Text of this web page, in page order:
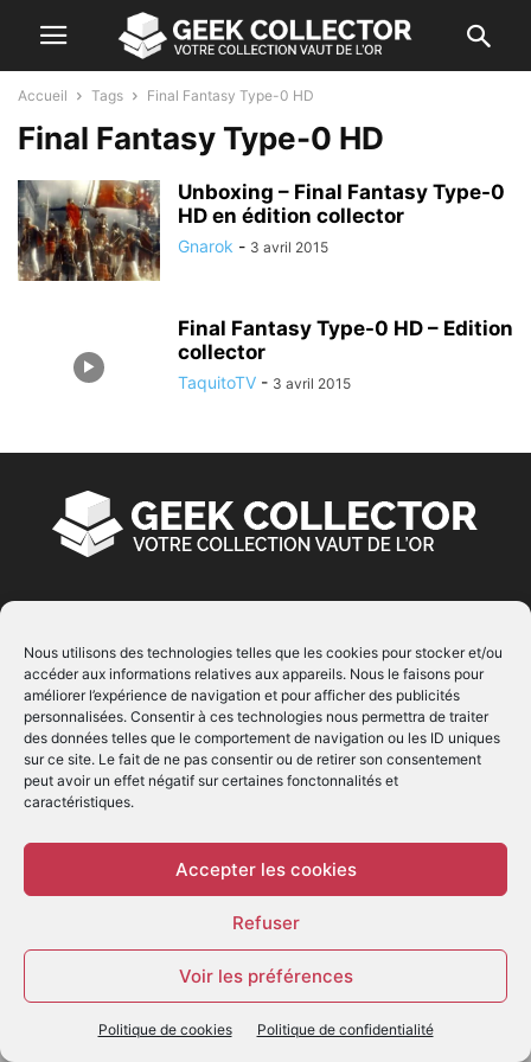
Nous utilisons des technologies telles que les cookies pour stocker et/ou
accéder aux informations relatives aux appareils. Nous le faisons pour
améliorer l’expérience de navigation et pour afficher des publicités
personnalisées. Consentir à ces technologies nous permettra de traiter
des données telles que le comportement de navigation ou les ID uniques
sur ce site. Le fait de ne pas consentir ou de retirer son consentement
peut avoir un effet négatif sur certaines fonctonnalités et
caractéristiques.
Accepter les cookies
Refuser
Voir les préférences
Politique de cookies Politique de confidentialité
Accueil Tags Final Fantasy Type-0 HD
Final Fantasy Type-0 HD
Unboxing – Final Fantasy Type-0
HD en édition collector
Gnarok - 3 avril 2015
Final Fantasy Type-0 HD – Edition
collector
TaquitoTV - 3 avril 2015
© Copyright 2022 | Produit parEIMAI| Tous Droits
Réservés
SUIVEZ NOUS
© - Création :EIMAI